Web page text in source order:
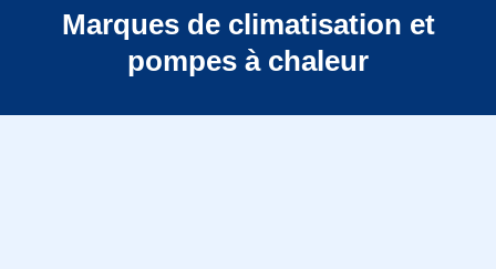
Marques de climatisation et
pompes à chaleur